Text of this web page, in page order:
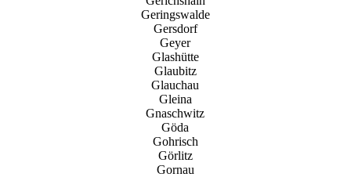
Geringswalde
Gersdorf
Geyer
Glashütte
Glaubitz
Glauchau
Gleina
Gnaschwitz
Göda
Gohrisch
Görlitz
Gornau